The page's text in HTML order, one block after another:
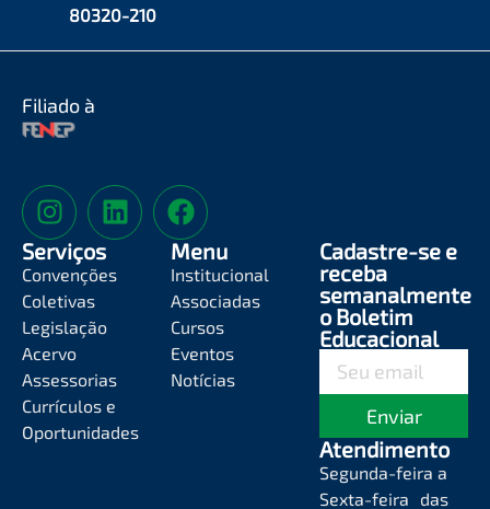
80320-210
Filiado à
Serviços
Convenções
Coletivas
Legislação
Acervo
Assessorias
Currículos e
Oportunidades
Menu
Institucional
Associadas
Cursos
Eventos
Notícias
Cadastre-se e
receba
semanalmente
o Boletim
Educacional
Enviar
Atendimento
Segunda-feira a
Sexta-feira das